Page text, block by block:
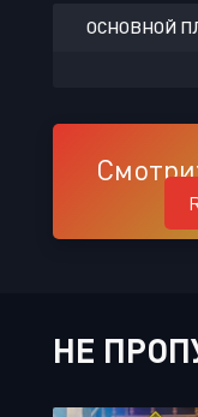
ОСНОВНОЙ
НЕ